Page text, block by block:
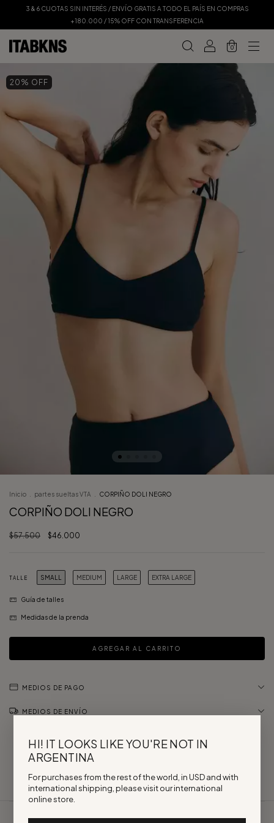
3 & 6 CUOTAS SIN INTERÉS / ENVÍO GRATIS A TODO EL PAÍS EN COMPRAS
+180.000 / 15% OFF CON TRANSFERENCIA
0
20 % OFF
Inicio partes sueltas VTA CORPIÑO DOLI NEGRO
CORPIÑO DOLI NEGRO
$57.500 $46.000
TALLE SMALL MEDIUM LARGE EXTRA LARGE
Guía de talles
Medidas de la prenda
MEDIOS DE PAGO
MEDIOS DE ENVÍO
HI! IT LOOKS LIKE YOU'RE NOT IN
ARGENTINA
For purchases from the rest of the world, in USD and with
international shipping, please visit our international
online store.